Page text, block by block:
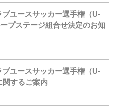
ブユースサッカー選手権（U-
プステージ組合せ決定のお知
ブユースサッカー選手権（U-
するご案内